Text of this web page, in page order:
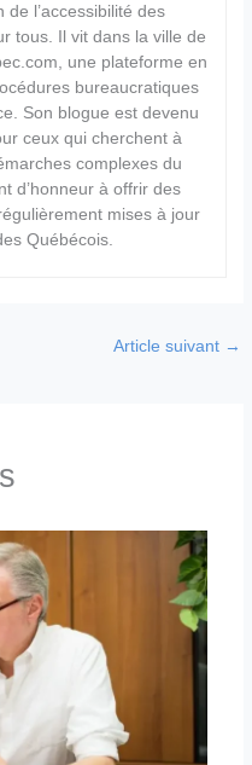
de l’accessibilité des
tous. Il vit dans la ville de
une plateforme en
bureaucratiques
Son blogue est devenu
ceux qui cherchent à
complexes du
d’honneur à offrir des
mises à jour
Québécois.
Article suivant →